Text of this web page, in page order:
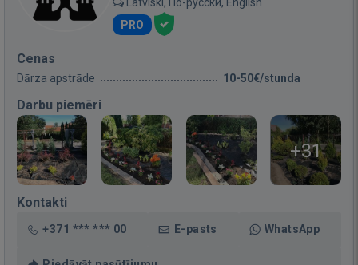
PRO
Cenas
Dārza apstrāde 10-50€/stunda
Darbu piemēri
+31
Kontakti
+371 *** *** 00 E-pasts WhatsApp